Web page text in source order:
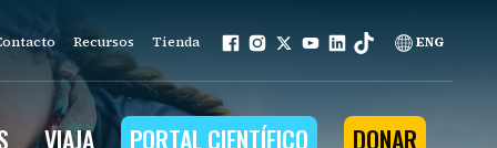
Recursos Tienda ENG
VIAJA PORTAL CIENTÍFICO DONAR